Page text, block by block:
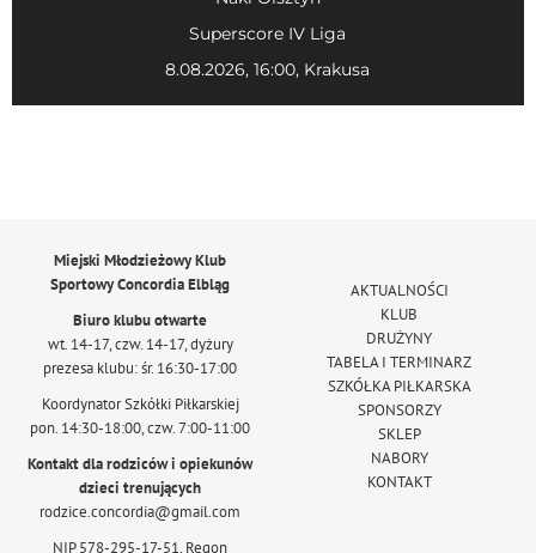
Superscore IV Liga
8.08.2026, 16:00, Krakusa
Miejski Młodzieżowy Klub
Sportowy Concordia Elbląg
Biuro klubu otwarte
wt. 14-17, czw. 14-17, dyżury
prezesa klubu: śr. 16:30-17:00
Koordynator Szkółki Piłkarskiej
pon. 14:30-18:00, czw. 7:00-11:00
Kontakt dla rodziców i opiekunów
dzieci trenujących
rodzice.concordia@gmail.com
NIP 578-295-17-51, Regon
AKTUALNOŚCI
KLUB
DRUŻYNY
TABELA I TERMINARZ
SZKÓŁKA PIŁKARSKA
SPONSORZY
SKLEP
NABORY
KONTAKT